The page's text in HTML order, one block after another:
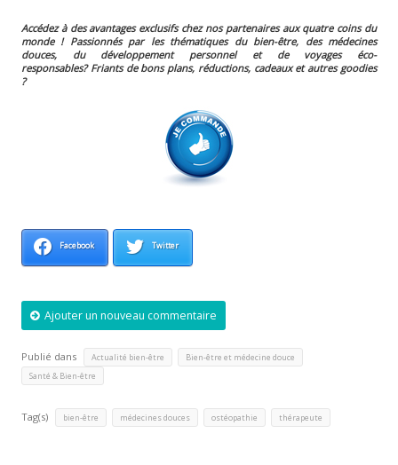
Accédez à des avantages exclusifs chez nos partenaires aux quatre coins du
monde ! Passionnés par les thématiques du bien-être, des médecines
douces, du développement personnel et de voyages éco-
responsables? Friants de bons plans, réductions, cadeaux et autres goodies
?
Facebook Twitter
Ajouter un nouveau commentaire
Publié dans Actualité bien-être Bien-être et médecine douce
Santé & Bien-être
Tag(s) bien-être médecines douces ostéopathie thérapeute